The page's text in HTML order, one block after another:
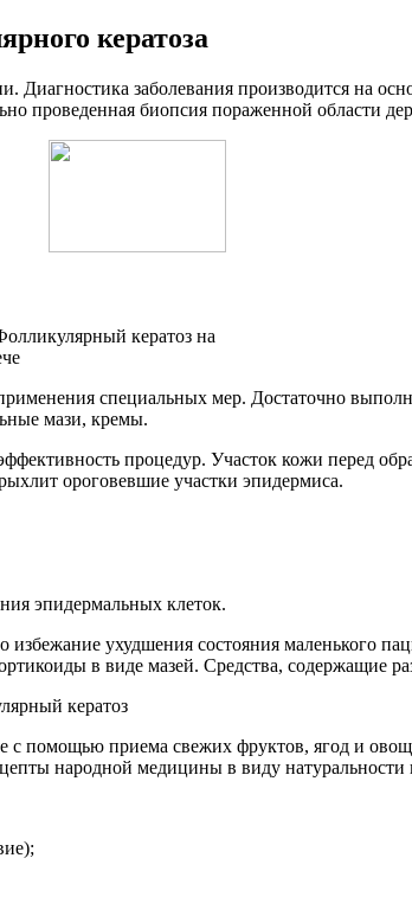
кератоза
заболевания производится на
проведенная биопсия пораженной области
специальных мер. Достаточно
мази, кремы.
процедур. Участок кожи перед
ороговевшие участки эпидермиса.
эпидермальных клеток.
ухудшения состояния маленького
в виде мазей. Средства, содержащие
с помощью приема свежих фруктов, ягод и
народной медицины в виду натуральности